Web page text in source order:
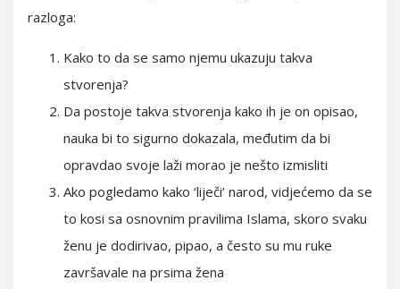
razloga:
Kako to da se samo njemu ukazuju takva
stvorenja?
Da postoje takva stvorenja kako ih je on opisao,
nauka bi to sigurno dokazala, međutim da bi
opravdao svoje laži morao je nešto izmisliti
Ako pogledamo kako ‘liječi’ narod, vidjećemo da se
to kosi sa osnovnim pravilima Islama, skoro svaku
ženu je dodirivao, pipao, a često su mu ruke
završavale na prsima žena